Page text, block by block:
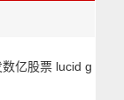
亿股票 lucid g